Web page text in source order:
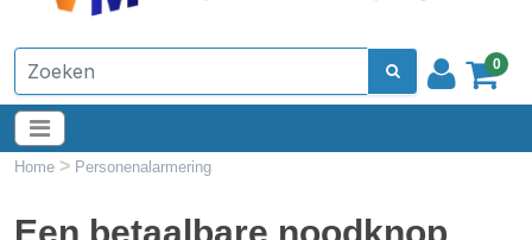
0
Home > Personenalarmering
Een betaalbare noodknop